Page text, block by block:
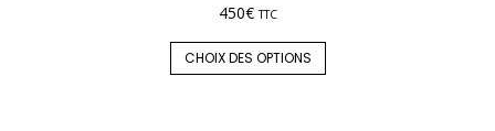
450€ TTC
CHOIX DES OPTIONS